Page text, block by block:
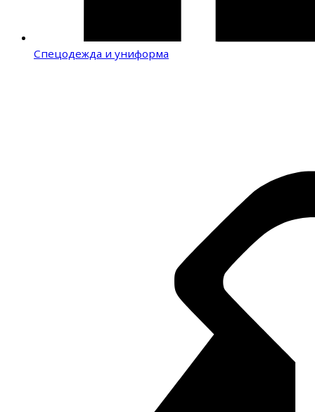
Спецодежда и униформа